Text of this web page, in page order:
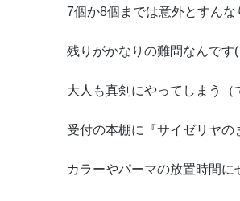
7個か8個までは意外とすんな
残りがかなりの難問なんです(
大人も真剣にやってしまう（
受付の本棚に『サイゼリヤ
カラーやパーマの放置時間に